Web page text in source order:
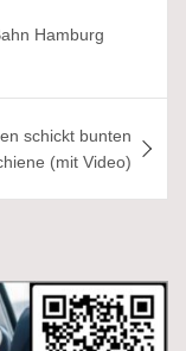
Hamburg
schickt bunten
(mit Video)